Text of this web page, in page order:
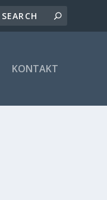
KONTAKT